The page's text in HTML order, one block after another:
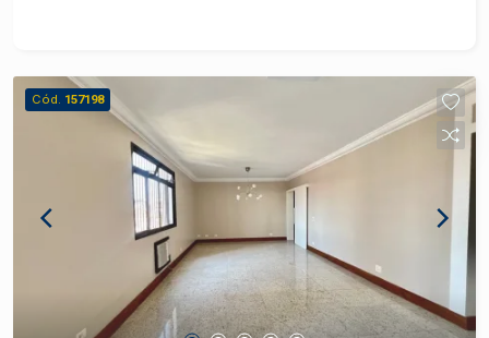
fácil acesso a principais vias da cidade
Cód. 157198